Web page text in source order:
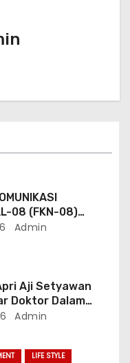
08 (FKN-08)
Admin
Aji Setyawan
Doktor Dalam
Promosi
Admin
LIFE STYLE